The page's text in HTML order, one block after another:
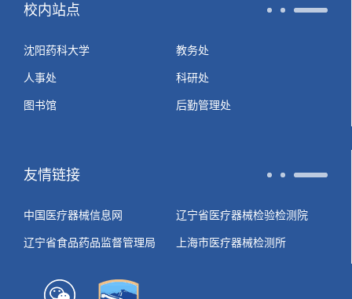
校内站点
沈阳药科大学
教务处
人事处
科研处
图书馆
后勤管理处
友情链接
中国医疗器械信息网
辽宁省医疗器械检验检测院
辽宁省食品药品监督管理局
上海市医疗器械检测所